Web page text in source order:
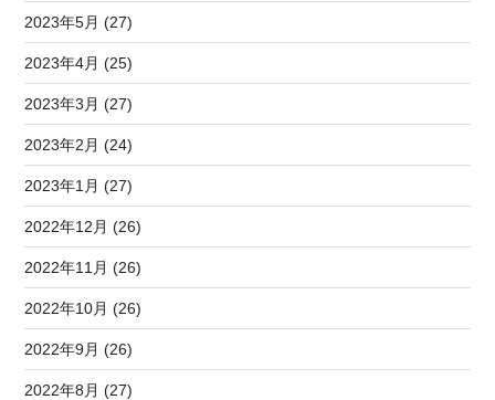
2023年5月 (27)
2023年4月 (25)
2023年3月 (27)
2023年2月 (24)
2023年1月 (27)
2022年12月 (26)
2022年11月 (26)
2022年10月 (26)
2022年9月 (26)
2022年8月 (27)